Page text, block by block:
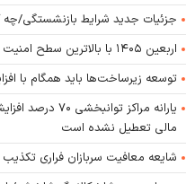
جزئیات جدید شرایط بازنشستگی/
اربعین ۱۴۰۵ با بالاترین سطح امنیت و کمترین مشکلات برگزار شد
توسعه زیرساخت‌ها باید همگام با
یارانه مراکز
مالی تعطیل نشده است
شایعه معافیت سربازان فراری